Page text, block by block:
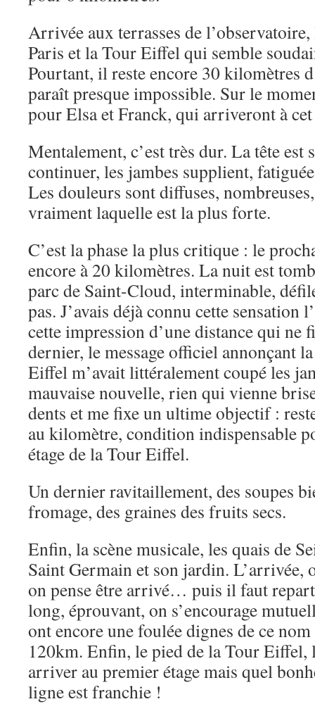
Arrivée aux terrasses de
Paris et la Tour Eiffel qui semble
Pourtant, il reste encore 30 kilomètres
paraît presque impossible. Sur le
pour Elsa et Franck, qui arriveront à
Mentalement, c’est très dur. La tête est
continuer, les jambes supplient,
Les douleurs sont diffuses,
vraiment laquelle est la plus forte.
C’est la phase la plus critique : le
encore à 20 kilomètres. La nuit est
parc de Saint-Cloud, interminable,
pas. J’avais déjà connu cette sensation
cette impression d’une distance qui ne
dernier, le message officiel annonçant
Eiffel m’avait littéralement coupé les
mauvaise nouvelle, rien qui vienne
dents et me fixe un ultime objectif :
au kilomètre, condition indispensable
étage de la Tour Eiffel.
Un dernier ravitaillement, des soupes
fromage, des graines des fruits secs.
Enfin, la scène musicale, les quais de
Saint Germain et son jardin. L’arrivée,
on pense être arrivé… puis il faut
long, éprouvant, on s’encourage
ont encore une foulée dignes de ce
120km. Enfin, le pied de la Tour Eiffel,
arriver au premier étage mais quel
ligne est franchie !